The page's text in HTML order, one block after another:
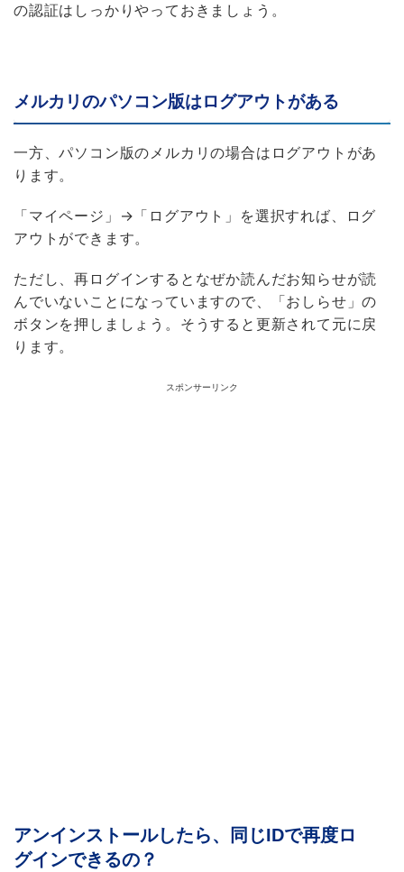
の認証はしっかりやっておきましょう。
メルカリのパソコン版はログアウトがある
一方、パソコン版のメルカリの場合はログアウトがあ
ります。
「マイページ」→「ログアウト」を選択すれば、ログ
アウトができます。
ただし、再ログインするとなぜか読んだお知らせが読
んでいないことになっていますので、「おしらせ」の
ボタンを押しましょう。そうすると更新されて元に戻
ります。
スポンサーリンク
アンインストールしたら、同じIDで再度ロ
グインできるの？